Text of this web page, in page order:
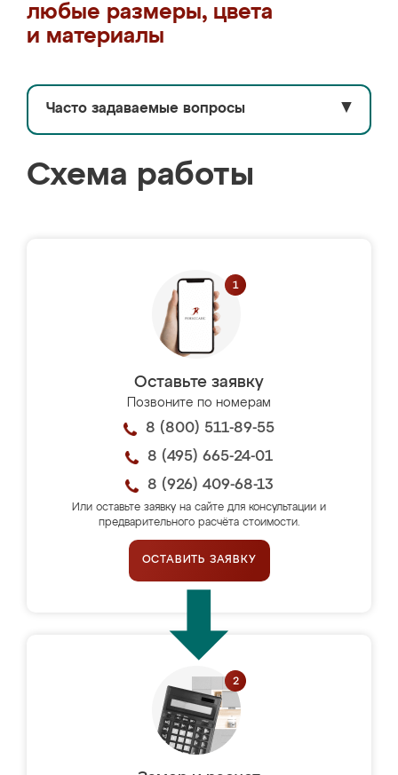
любые размеры, цвета
и материалы
Часто задаваемые вопросы ▼
Схема работы
Оставьте заявку
Позвоните по номерам
8 (800) 511-89-55
8 (495) 665-24-01
8 (926) 409-68-13
Или оставьте заявку на сайте для консультации и
предварительного расчёта стоимости.
ОСТАВИТЬ ЗАЯВКУ